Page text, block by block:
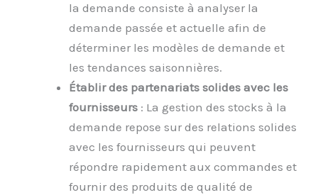
la demande consiste à analyser la
demande passée et actuelle afin de
déterminer les modèles de demande et
les tendances saisonnières.
Établir des partenariats solides avec les
fournisseurs : La gestion des stocks à la
demande repose sur des relations solides
avec les fournisseurs qui peuvent
répondre rapidement aux commandes et
fournir des produits de qualité de